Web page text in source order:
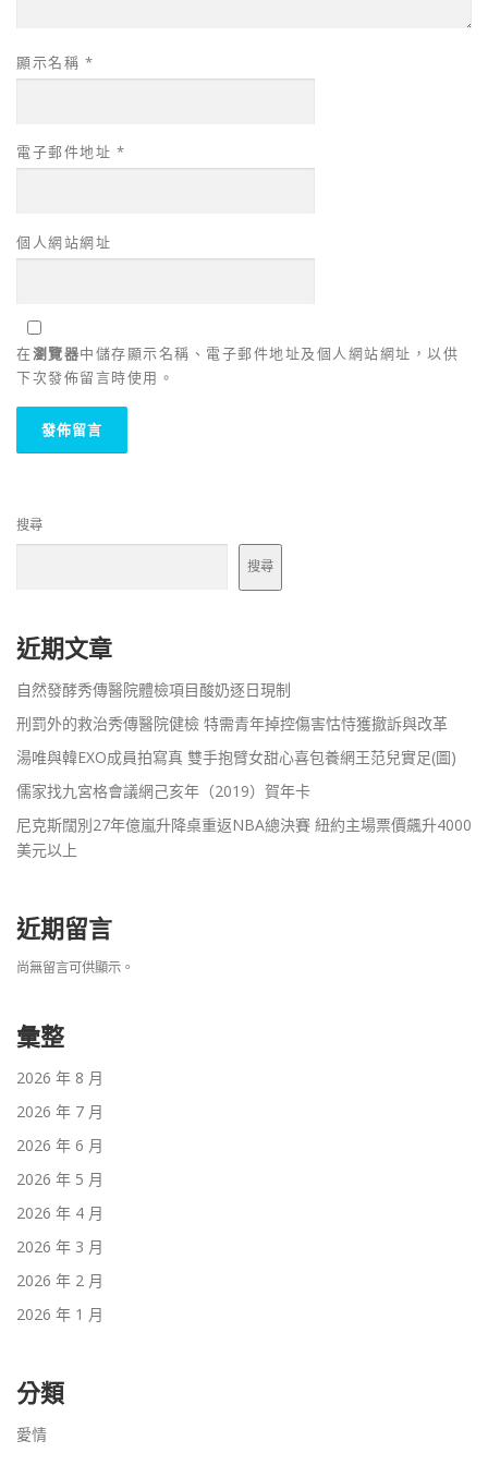
顯示名稱 *
電子郵件地址 *
個人網站網址
在瀏覽器中儲存顯示名稱、電子郵件地址及個人網站網址，以供
下次發佈留言時使用。
搜尋
搜尋
近期文章
自然發酵秀傳醫院體檢項目酸奶逐日現制
刑罰外的救治秀傳醫院健檢 特需青年掉控傷害怙恃獲撤訴與改革
湯唯與韓EXO成員拍寫真 雙手抱臂女甜心喜包養網王范兒實足(圖)
儒家找九宮格會議網己亥年（2019）賀年卡
尼克斯闊別27年億嵐升降桌重返NBA總決賽 紐約主場票價飆升4000
美元以上
近期留言
尚無留言可供顯示。
彙整
2026 年 8 月
2026 年 7 月
2026 年 6 月
2026 年 5 月
2026 年 4 月
2026 年 3 月
2026 年 2 月
2026 年 1 月
分類
愛情